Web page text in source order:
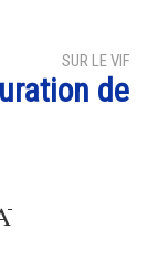
SUR LE VIF
de